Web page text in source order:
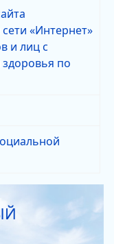
«Интернет»
и лиц с
по